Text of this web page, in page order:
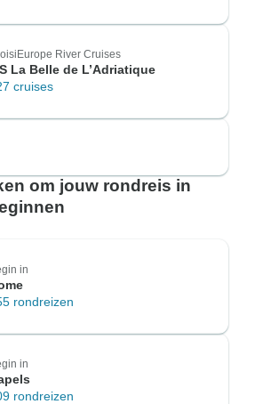
River Cruises
La Belle de L’Adriatique
cruises
om jouw rondreis in
in
rondreizen
in
rondreizen